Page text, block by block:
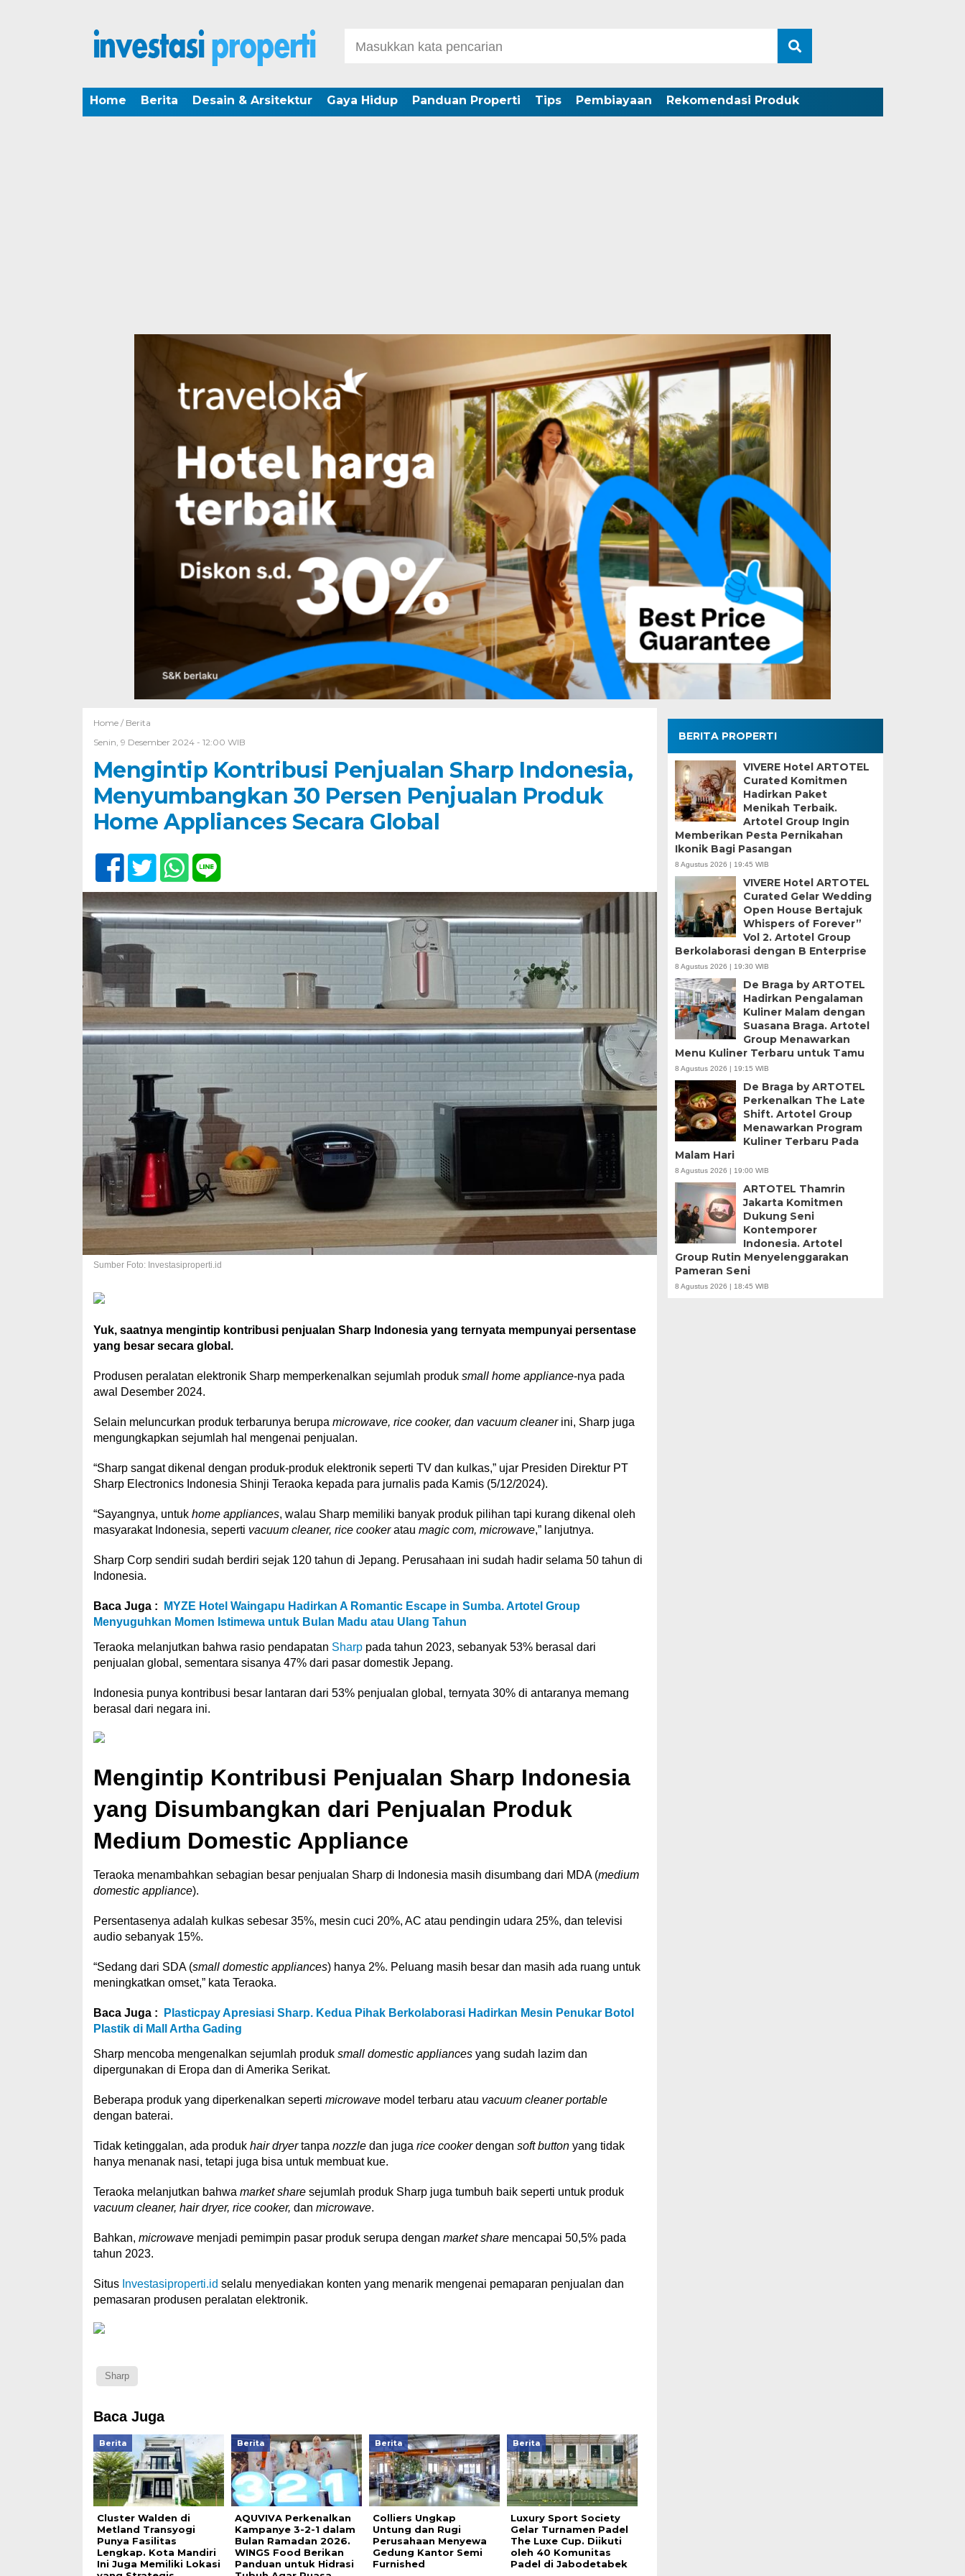
Home Berita Desain & Arsitektur Gaya Hidup Panduan Properti Tips Pembiayaan Rekomendasi Produk
Home / Berita
Senin, 9 Desember 2024 - 12:00 WIB
Mengintip Kontribusi Penjualan Sharp Indonesia,
Menyumbangkan 30 Persen Penjualan Produk
Home Appliances Secara Global
Sumber Foto: Investasiproperti.id
Yuk, saatnya mengintip kontribusi penjualan Sharp Indonesia yang ternyata mempunyai persentase
yang besar secara global.
Produsen peralatan elektronik Sharp memperkenalkan sejumlah produk small home appliance-nya pada
awal Desember 2024.
Selain meluncurkan produk terbarunya berupa microwave, rice cooker, dan vacuum cleanerini, Sharp juga
mengungkapkan sejumlah hal mengenai penjualan.
“Sharp sangat dikenal dengan produk-produk elektronik seperti TV dan kulkas,” ujar Presiden Direktur PT
Sharp Electronics Indonesia Shinji Teraoka kepada para jurnalis pada Kamis (5/12/2024).
“Sayangnya, untuk home appliances, walau Sharp memiliki banyak produk pilihan tapi kurang dikenal oleh
masyarakat Indonesia, seperti vacuum cleaner, rice cookeratau magic com, microwave,” lanjutnya.
Sharp Corp sendiri sudah berdiri sejak 120 tahun di Jepang. Perusahaan ini sudah hadir selama 50 tahun di
Indonesia.
Baca Juga :
MYZE Hotel Waingapu Hadirkan A Romantic Escape in Sumba. Artotel Group
Menyuguhkan Momen Istimewa untuk Bulan Madu atau Ulang Tahun
Teraoka melanjutkan bahwa rasio pendapatan Sharppada tahun 2023, sebanyak 53% berasal dari
penjualan global, sementara sisanya 47% dari pasar domestik Jepang.
Indonesia punya kontribusi besar lantaran dari 53% penjualan global, ternyata 30% di antaranya memang
berasal dari negara ini.
Mengintip Kontribusi Penjualan Sharp Indonesia
yang Disumbangkan dari Penjualan Produk
Medium Domestic Appliance
Teraoka menambahkan sebagian besar penjualan Sharp di Indonesia masih disumbang dari MDA (medium
domestic appliance).
Persentasenya adalah kulkas sebesar 35%, mesin cuci 20%, AC atau pendingin udara 25%, dan televisi
audio sebanyak 15%.
“Sedang dari SDA (small domestic appliances) hanya 2%. Peluang masih besar dan masih ada ruang untuk
meningkatkan omset,” kata Teraoka.
Baca Juga :
Plasticpay Apresiasi Sharp. Kedua Pihak Berkolaborasi Hadirkan Mesin Penukar Botol
Plastik di Mall Artha Gading
Sharp mencoba mengenalkan sejumlah produk small domestic appliancesyang sudah lazim dan
dipergunakan di Eropa dan di Amerika Serikat.
Beberapa produk yang diperkenalkan seperti microwavemodel terbaru atau vacuum cleaner portable
dengan baterai.
Tidak ketinggalan, ada produk hair dryertanpa nozzledan juga rice cookerdengan soft buttonyang tidak
hanya menanak nasi, tetapi juga bisa untuk membuat kue.
Teraoka melanjutkan bahwa market sharesejumlah produk Sharp juga tumbuh baik seperti untuk produk
vacuum cleaner, hair dryer, rice cooker, dan microwave.
Bahkan, microwavemenjadi pemimpin pasar produk serupa dengan market sharemencapai 50,5% pada
tahun 2023.
Situs Investasiproperti.id selalu menyediakan konten yang menarik mengenai pemaparan penjualan dan
pemasaran produsen peralatan elektronik.
Sharp
Baca Juga
Berita
Cluster Walden di
Metland Transyogi
Punya Fasilitas
Lengkap. Kota Mandiri
Ini Juga Memiliki Lokasi
Berita
AQUVIVA Perkenalkan
Kampanye 3-2-1 dalam
Bulan Ramadan 2026.
WINGS Food Berikan
Panduan untuk Hidrasi
Berita
Colliers Ungkap
Untung dan Rugi
Perusahaan Menyewa
Gedung Kantor Semi
Furnished
Berita
Luxury Sport Society
Gelar Turnamen Padel
The Luxe Cup. Diikuti
oleh 40 Komunitas
Padel di Jabodetabek
BERITA PROPERTI
VIVERE Hotel ARTOTEL
Curated Komitmen
Hadirkan Paket
Menikah Terbaik.
Artotel Group Ingin
Memberikan Pesta Pernikahan
Ikonik Bagi Pasangan
8 Agustus 2026 | 19:45 WIB
VIVERE Hotel ARTOTEL
Curated Gelar Wedding
Open House Bertajuk
Whispers of Forever”
Vol 2. Artotel Group
Berkolaborasi dengan B Enterprise
8 Agustus 2026 | 19:30 WIB
De Braga by ARTOTEL
Hadirkan Pengalaman
Kuliner Malam dengan
Suasana Braga. Artotel
Group Menawarkan
Menu Kuliner Terbaru untuk Tamu
8 Agustus 2026 | 19:15 WIB
De Braga by ARTOTEL
Perkenalkan The Late
Shift. Artotel Group
Menawarkan Program
Kuliner Terbaru Pada
Malam Hari
8 Agustus 2026 | 19:00 WIB
ARTOTEL Thamrin
Jakarta Komitmen
Dukung Seni
Kontemporer
Indonesia. Artotel
Group Rutin Menyelenggarakan
Pameran Seni
8 Agustus 2026 | 18:45 WIB